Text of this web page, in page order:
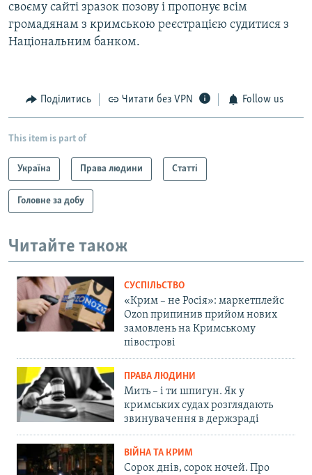
своєму сайті зразок позову і пропонує всім
громадянам з кримською реєстрацією судитися з
Національним банком.
Поділитись Читати без VPN Follow us
This item is part of
Україна Права людини Статті
Головне за добу
Читайте також
СУСПІЛЬСТВО
«Крим – не Росія»: маркетплейс
Ozon припинив прийом нових
замовлень на Кримському
півострові
ПРАВА ЛЮДИНИ
Мить – і ти шпигун. Як у
кримських судах розглядають
звинувачення в держзраді
ВІЙНА ТА КРИМ
Сорок днів, сорок ночей. Про